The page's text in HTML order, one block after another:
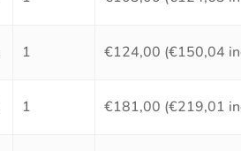
1 €124,00 (€150,04
1 €181,00 (€219,01